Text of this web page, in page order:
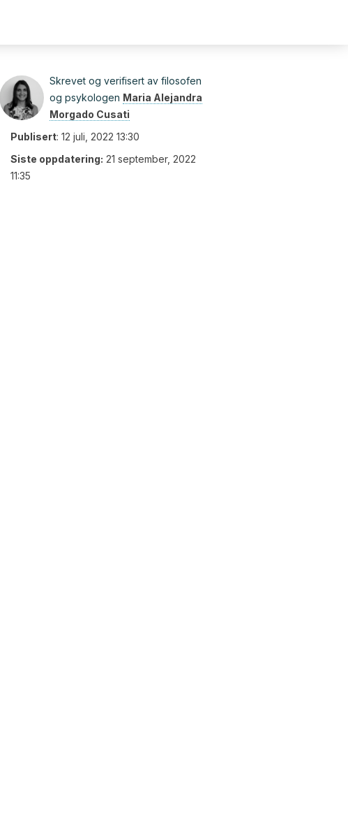
Skrevet og verifisert av filosofen
og psykologen Maria Alejandra
Morgado Cusati
Publisert: 12 juli, 2022 13:30
Siste oppdatering: 21 september, 2022
11:35